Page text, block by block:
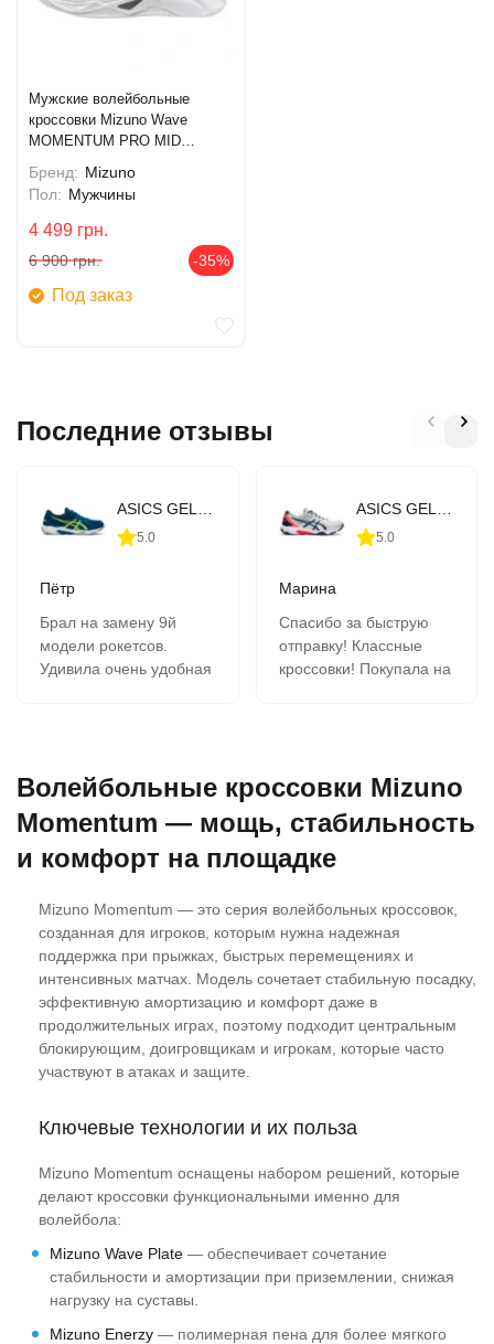
Мужские волейбольные
кроссовки Mizuno Wave
MOMENTUM PRO MID
Бренд: Mizuno
Пол: Мужчины
4 499 грн.
6 900 грн. -35%
Под заказ
Последние отзывы
5.0
Пётр
Брал на замену 9й
модели рокетсов.
Удивила очень удобная
5.0
Марина
Спасибо за быструю
отправку! Классные
кроссовки! Покупала на
нравится!
Волейбольные кроссовки Mizuno
Momentum — мощь, стабильность
и комфорт на площадке
Mizuno Momentum — это серия волейбольных кроссовок,
созданная для игроков, которым нужна надежная
поддержка при прыжках, быстрых перемещениях и
интенсивных матчах. Модель сочетает стабильную посадку,
эффективную амортизацию и комфорт даже в
продолжительных играх, поэтому подходит центральным
блокирующим, доигровщикам и игрокам, которые часто
участвуют в атаках и защите.
Ключевые технологии и их польза
Mizuno Momentum оснащены набором решений, которые
делают кроссовки функциональными именно для
волейбола:
Mizuno Wave Plate — обеспечивает сочетание
стабильности и амортизации при приземлении, снижая
нагрузку на суставы.
Mizuno Enerzy — полимерная пена для более мягкого